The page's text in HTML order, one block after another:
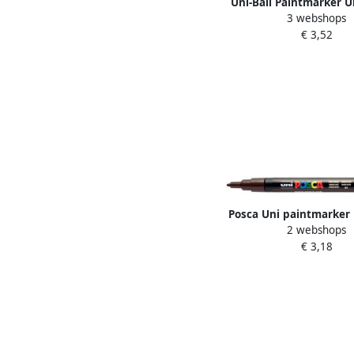
waterbasis posca pc
3 webshops
€ 3,52
Posca Uni paintmarker
mm donkerbruin
2 webshops
€ 3,18